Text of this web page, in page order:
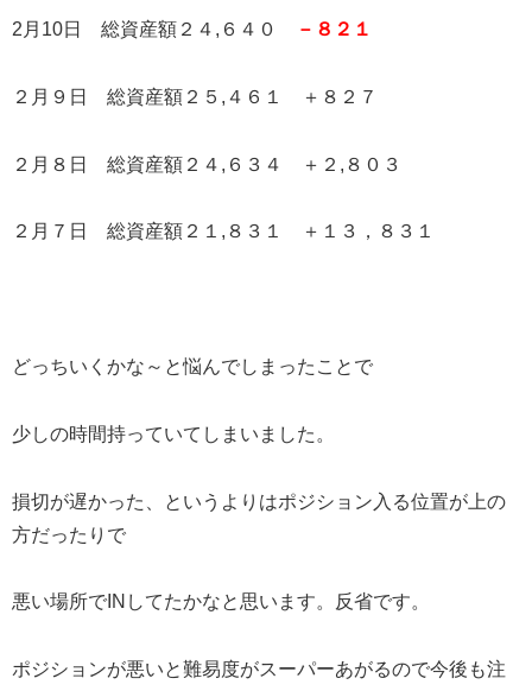
2月10日 総資産額２４,６４０ －８２１
２月９日 総資産額２５,４６１ ＋８２７
２月８日 総資産額２４,６３４ ＋２,８０３
２月７日 総資産額２１,８３１ ＋１３，８３１
どっちいくかな～と悩んでしまったことで
少しの時間持っていてしまいました。
損切が遅かった、というよりはポジション入る位置が上の
方だったりで
悪い場所でINしてたかなと思います。反省です。
ポジションが悪いと難易度がスーパーあがるので今後も注